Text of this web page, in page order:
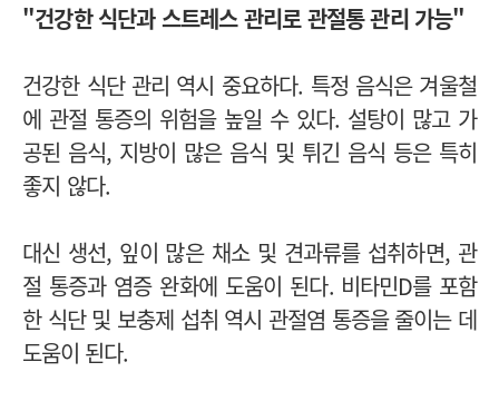
"건강한 식단과 스트레스 관리로 관절통 관리 가능"
건강한 식단 관리 역시 중요하다. 특정 음식은 겨울철
에 관절 통증의 위험을 높일 수 있다. 설탕이 많고 가
공된 음식, 지방이 많은 음식 및 튀긴 음식 등은 특히
좋지 않다.
대신 생선, 잎이 많은 채소 및 견과류를 섭취하면, 관
절 통증과 염증 완화에 도움이 된다. 비타민D를 포함
한 식단 및 보충제 섭취 역시 관절염 통증을 줄이는 데
도움이 된다.